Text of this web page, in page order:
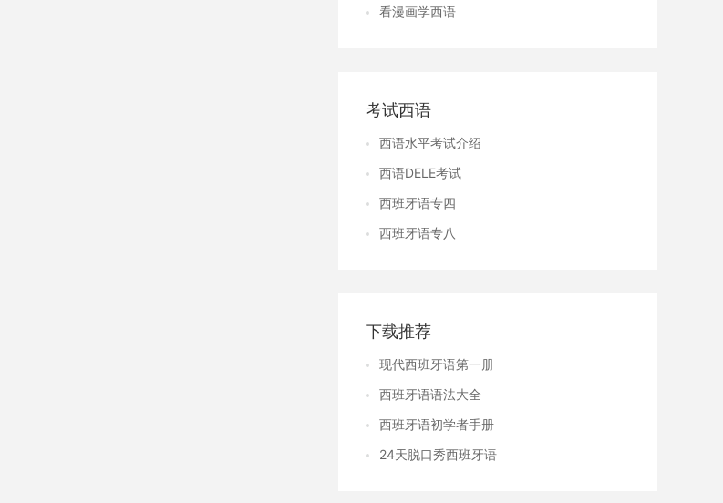
看漫画学西语
考试西语
西语水平考试介绍
西语DELE考试
西班牙语专四
西班牙语专八
下载推荐
现代西班牙语第一册
西班牙语语法大全
西班牙语初学者手册
24天脱口秀西班牙语